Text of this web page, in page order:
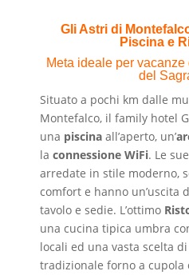
Gli Astri di
Piscina e
Meta ideale per
del
Situato a pochi km dalle
Montefalco, il family hotel
una piscinaall’aperto, un’
la connessione WiFi. Le
arredate in stile moderno,
comfort e hanno un’uscita
tavolo e sedie. L’ottimo
una cucina tipica umbra
locali ed una vasta scelta
tradizionale forno a cupola